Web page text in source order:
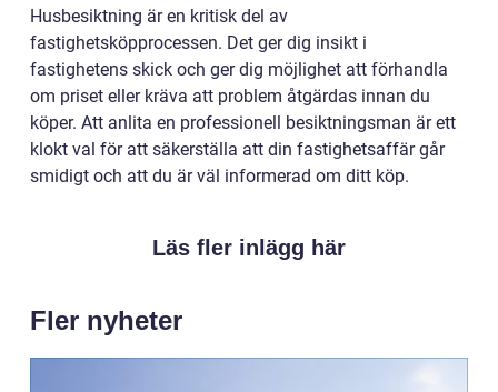
Husbesiktning är en kritisk del av
fastighetsköpprocessen. Det ger dig insikt i
fastighetens skick och ger dig möjlighet att förhandla
om priset eller kräva att problem åtgärdas innan du
köper. Att anlita en professionell besiktningsman är ett
klokt val för att säkerställa att din fastighetsaffär går
smidigt och att du är väl informerad om ditt köp.
Läs fler inlägg här
Fler nyheter